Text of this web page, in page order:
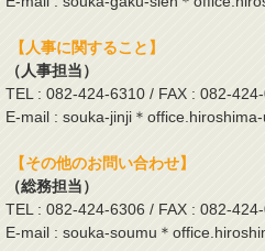
【人事に関すること】
（人事担当）
TEL : 082-424-6310 / FAX : 082-424-
E-mail : souka-jinji＊
【その他のお問い合わせ】
（総務担当）
TEL : 082-424-6306 / FAX : 082-424-
E-mail : souka-soumu＊